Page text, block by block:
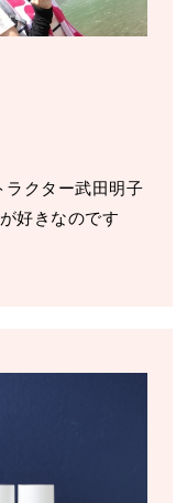
ラクター武田明子
好きなのです